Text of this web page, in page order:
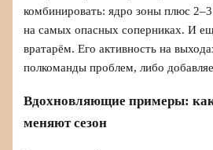
комбинировать: ядро зоны плюс
на самых опасных соперниках. И
вратарём. Его активность на
полкоманды проблем, либо
Вдохновляющие примеры:
меняют сезон